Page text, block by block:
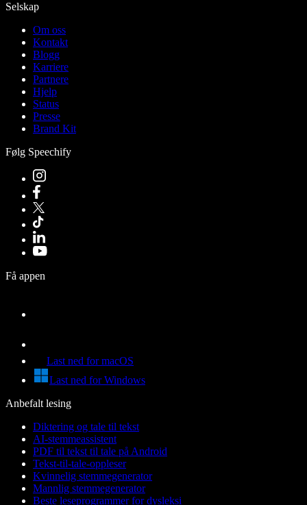
Selskap
Om oss
Kontakt
Blogg
Karriere
Partnere
Hjelp
Status
Presse
Brand Kit
Følg Speechify
Få appen
Last ned for macOS
Last ned for Windows
Anbefalt lesing
Diktering og tale til tekst
AI-stemmeassistent
PDF til tekst til tale på Android
Tekst-til-tale-oppleser
Kvinnelig stemmegenerator
Mannlig stemmegenerator
Beste leseprogrammer for dysleksi